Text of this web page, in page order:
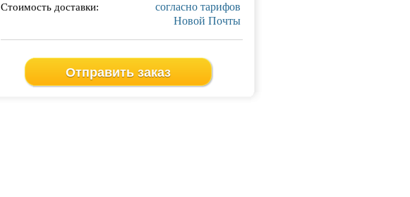
Стоимость доставки:
согласно тарифов
Новой Почты
Отправить заказ